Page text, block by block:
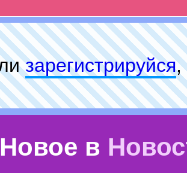
зарeгиcтpируйся,
Новое в